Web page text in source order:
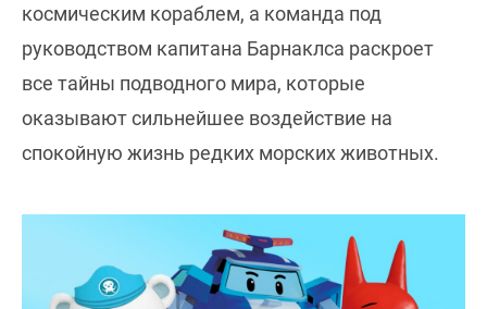
космическим кораблем, а команда под
руководством капитана Барнаклса раскроет
все тайны подводного мира, которые
оказывают сильнейшее воздействие на
спокойную жизнь редких морских животных.